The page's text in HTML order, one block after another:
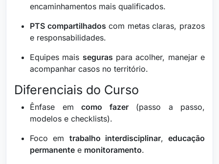
encaminhamentos mais qualificados.
PTS compartilhados com metas claras, prazos
e responsabilidades.
Equipes mais seguras para acolher, manejar e
acompanhar casos no território.
Diferenciais do Curso
Ênfase em como fazer(passo a passo,
modelos e checklists).
Foco em trabalho interdisciplinar, educação
permanente e monitoramento.